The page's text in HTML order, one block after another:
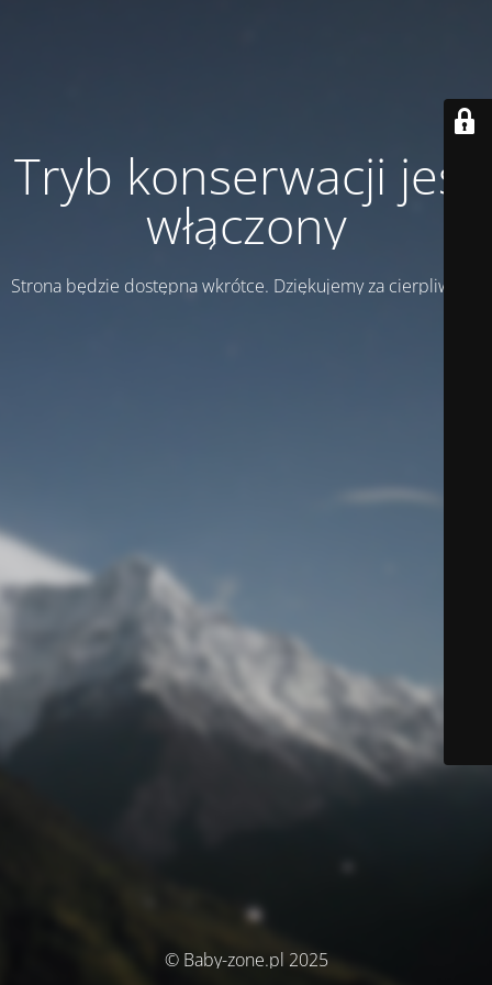
Tryb konserwacji jest
włączony
Strona będzie dostępna wkrótce. Dziękujemy za cierpliwość!
© Baby-zone.pl 2025